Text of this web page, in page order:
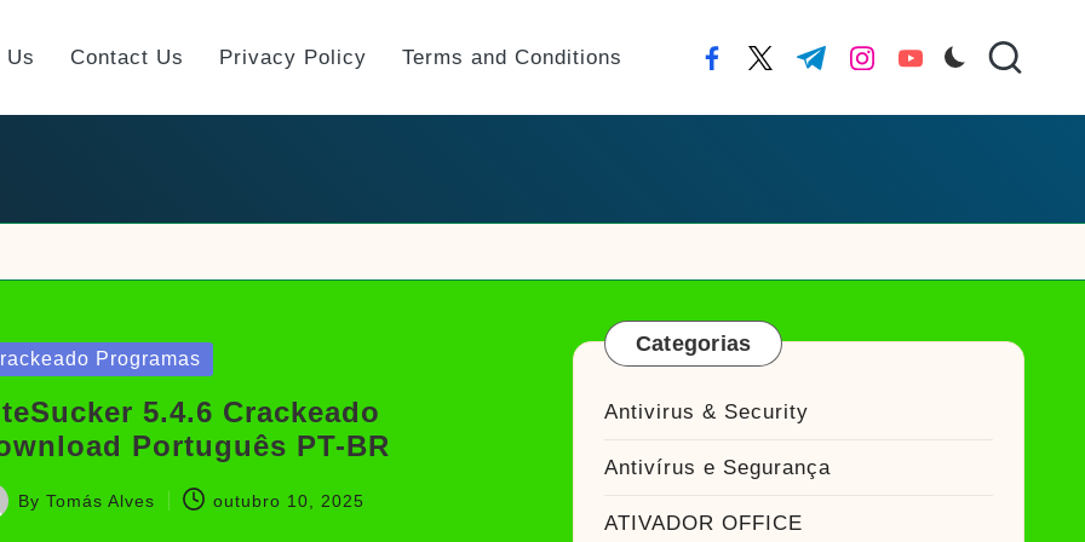
Us Contact Us Privacy Policy Terms and Conditions facebook.com
twitter.com
t.me instagram.com
youtube.com
Programas
5.4.6 Crackeado
Português PT-BR
By Tomás Alves outubro 10, 2025
Categorias
Antivirus & Security
Antivírus e Segurança
ATIVADOR OFFICE